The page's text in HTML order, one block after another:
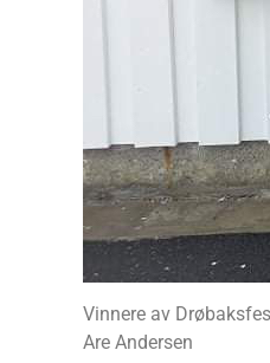
Vinnere av
Are Andersen